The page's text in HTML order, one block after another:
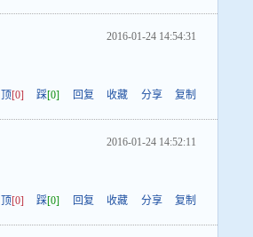
2016-01-24 14:54:31
顶[0] 踩[0] 回复 收藏 分享 复制
2016-01-24 14:52:11
顶[0] 踩[0] 回复 收藏 分享 复制